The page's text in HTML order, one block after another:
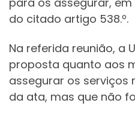
do citado artigo 538.º.
Na referida reunião, a
proposta quanto aos
assegurar os serviços
da ata, mas que não